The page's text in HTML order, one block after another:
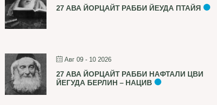
27 АВА ЙОРЦАЙТ РАББИ ЙЕУДА ПТАЙЯ
Авг 09 - 10 2026
27 АВА ЙОРЦАЙТ РАББИ НАФТАЛИ ЦВИ
ЙЕГУДА БЕРЛИН – НАЦИВ